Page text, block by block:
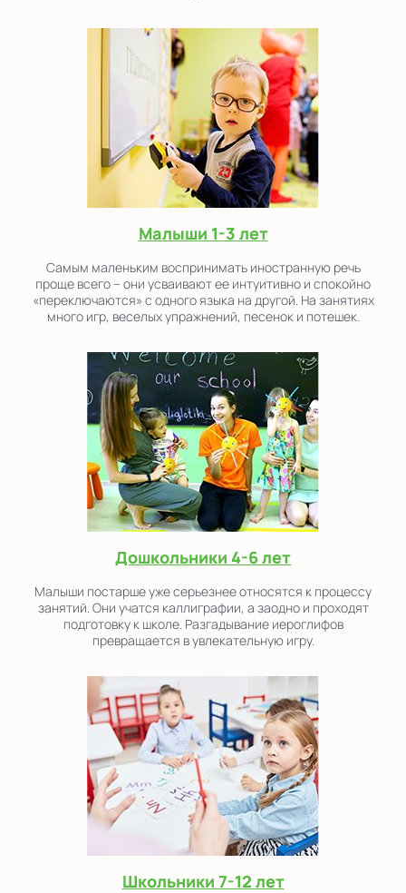
Малыши 1-3 лет
Самым маленьким воспринимать иностранную речь
проще всего – они усваивают ее интуитивно и спокойно
«переключаются» с одного языка на другой. На занятиях
много игр, веселых упражнений, песенок и потешек.
Дошкольники 4-6 лет
Малыши постарше уже серьезнее относятся к процессу
занятий. Они учатся каллиграфии, а заодно и проходят
подготовку к школе. Разгадывание иероглифов
превращается в увлекательную игру.
Школьники 7-12 лет